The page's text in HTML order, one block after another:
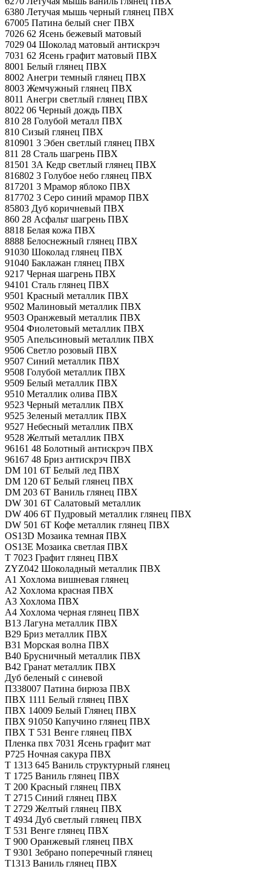
6380 Летучая мышь черный глянец ПВХ
67005 Патина белый снег ПВХ
7026 62 Ясень бежевый матовый
7029 04 Шоколад матовый антискрэч
7031 62 Ясень графит матовый ПВХ
8001 Белый глянец ПВХ
8002 Анегри темный глянец ПВХ
8003 Жемчужный глянец ПВХ
8011 Анегри светлый глянец ПВХ
8022 06 Черный дождь ПВХ
810 28 Голубой металл ПВХ
810 Сизый глянец ПВХ
810901 3 Эбен светлый глянец ПВХ
811 28 Сталь шагрень ПВХ
81501 3А Кедр светлый глянец ПВХ
816802 3 Голубое небо глянец ПВХ
817201 3 Мрамор яблоко ПВХ
817702 3 Серо синий мрамор ПВХ
85803 Дуб коричневый ПВХ
860 28 Асфальт шагрень ПВХ
8818 Белая кожа ПВХ
8888 Белоснежный глянец ПВХ
91030 Шоколад глянец ПВХ
91040 Баклажан глянец ПВХ
9217 Черная шагрень ПВХ
94101 Сталь глянец ПВХ
9501 Красный металлик ПВХ
9502 Малиновый металлик ПВХ
9503 Оранжевый металлик ПВХ
9504 Фиолетовый металлик ПВХ
9505 Апельсиновый металлик ПВХ
9506 Светло розовый ПВХ
9507 Синий металлик ПВХ
9508 Голубой металлик ПВХ
9509 Белый металлик ПВХ
9510 Металлик олива ПВХ
9523 Черный металлик ПВХ
9525 Зеленый металлик ПВХ
9527 Небесный металлик ПВХ
9528 Желтый металлик ПВХ
96161 48 Болотный антискрэч ПВХ
96167 48 Бриз антискрэч ПВХ
DM 101 6T Белый лед ПВХ
DM 120 6T Белый глянец ПВХ
DM 203 6T Ваниль глянец ПВХ
DW 301 6T Салатовый металлик
DW 406 6T Пудровый металлик глянец ПВХ
DW 501 6T Кофе металлик глянец ПВХ
OS13D Мозаика темная ПВХ
OS13E Мозаика светлая ПВХ
T 7023 Графит глянец ПВХ
ZYZ042 Шоколадный металлик ПВХ
А1 Хохлома вишневая глянец
А2 Хохлома красная ПВХ
А3 Хохлома ПВХ
А4 Хохлома черная глянец ПВХ
В13 Лагуна металлик ПВХ
В29 Бриз металлик ПВХ
В31 Морская волна ПВХ
В40 Брусничный металлик ПВХ
В42 Гранат металлик ПВХ
Дуб беленый с синевой
П338007 Патина бирюза ПВХ
ПВХ 1111 Белый глянец ПВХ
ПВХ 14009 Белый Глянец ПВХ
ПВХ 91050 Капучино глянец ПВХ
ПВХ Т 531 Венге глянец ПВХ
Пленка пвх 7031 Ясень графит мат
Р725 Ночная сакура ПВХ
Т 1313 645 Ваниль структурный глянец
Т 1725 Ваниль глянец ПВХ
Т 200 Красный глянец ПВХ
Т 2715 Синий глянец ПВХ
Т 2729 Желтый глянец ПВХ
Т 4934 Дуб светлый глянец ПВХ
Т 531 Венге глянец ПВХ
Т 900 Оранжевый глянец ПВХ
Т 9301 Зебрано поперечный глянец
Т1313 Ваниль глянец ПВХ